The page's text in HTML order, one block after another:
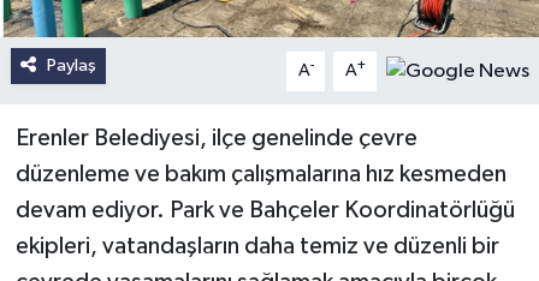
Paylaş A- A+
Erenler Belediyesi, ilçe genelinde çevre
düzenleme ve bakım çalışmalarına hız kesmeden
devam ediyor. Park ve Bahçeler Koordinatörlüğü
ekipleri, vatandaşların daha temiz ve düzenli bir